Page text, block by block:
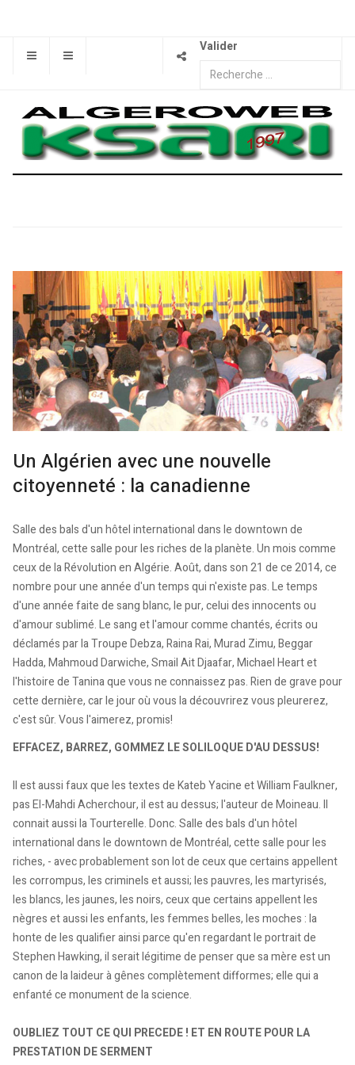
Valider
Un Algérien avec une nouvelle
citoyenneté : la canadienne
Salle des bals d'un hôtel international dans le downtown de
Montréal, cette salle pour les riches de la planète. Un mois comme
ceux de la Révolution en Algérie. Août, dans son 21 de ce 2014, ce
nombre pour une année d'un temps qui n'existe pas. Le temps
d'une année faite de sang blanc, le pur, celui des innocents ou
d'amour sublimé. Le sang et l'amour comme chantés, écrits ou
déclamés par la Troupe Debza, Raina Rai, Murad Zimu, Beggar
Hadda, Mahmoud Darwiche, Smail Ait Djaafar, Michael Heart et
l'histoire de Tanina que vous ne connaissez pas. Rien de grave pour
cette dernière, car le jour où vous la découvrirez vous pleurerez,
c'est sûr. Vous l'aimerez, promis!
EFFACEZ, BARREZ, GOMMEZ LE SOLILOQUE D'AU DESSUS!
Il est aussi faux que les textes de Kateb Yacine et William Faulkner,
pas El-Mahdi Acherchour, il est au dessus; l'auteur de Moineau. Il
connait aussi la Tourterelle. Donc. Salle des bals d'un hôtel
international dans le downtown de Montréal, cette salle pour les
riches, - avec probablement son lot de ceux que certains appellent
les corrompus, les criminels et aussi; les pauvres, les martyrisés,
les blancs, les jaunes, les noirs, ceux que certains appellent les
nègres et aussi les enfants, les femmes belles, les moches : la
honte de les qualifier ainsi parce qu'en regardant le portrait de
Stephen Hawking, il serait légitime de penser que sa mère est un
canon de la laideur à gênes complètement difformes; elle qui a
enfanté ce monument de la science.
OUBLIEZ TOUT CE QUI PRECEDE ! ET EN ROUTE POUR LA
PRESTATION DE SERMENT